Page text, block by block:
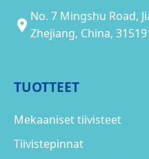
No. 7 Mingshu Road,
Zhejiang, China,
TUOTTEET
Mekaaniset tiivisteet
Tiivistepinnat